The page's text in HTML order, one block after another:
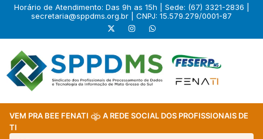
Horário de Atendimento: Das 9h as 15h | Sede: (67) 3321-2836 |
secretaria@sppdms.org.br | CNPJ: 15.579.279/0001-87
VEM PRA BEE FENATI
A REDE SOCIAL DOS PROFISSIONAIS DE
TI